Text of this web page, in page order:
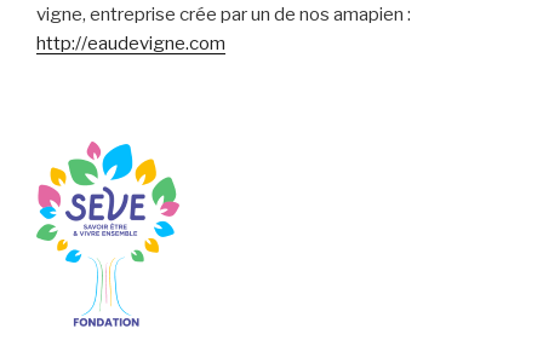
vigne, entreprise crée par un de nos amapien :
http://eaudevigne.com